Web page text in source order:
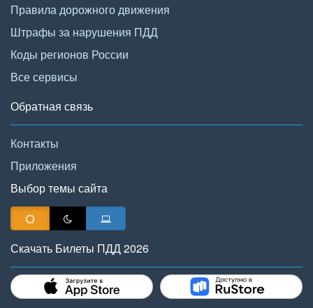
Правила дорожного движения
Штрафы за нарушения ПДД
Коды регионов России
Все сервисы
Обратная связь
Контакты
Приложения
Выбор темы сайта
Скачать Билеты ПДД 2026